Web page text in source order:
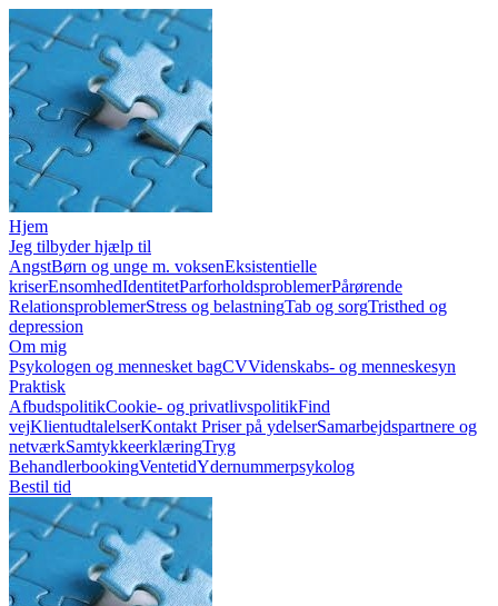
Hjem
Jeg tilbyder hjælp til
AngstBørn og unge m. voksenEksistentielle
kriserEnsomhedIdentitetParforholdsproblemerPårørende
RelationsproblemerStress og belastningTab og sorgTristhed og
depression
Om mig
Psykologen og mennesket bagCVVidenskabs- og menneskesyn
Praktisk
AfbudspolitikCookie- og privatlivspolitikFind
vejKlientudtalelserKontakt Priser på ydelserSamarbejdspartnere og
netværkSamtykkeerklæringTryg
BehandlerbookingVentetidYdernummerpsykolog
Bestil tid